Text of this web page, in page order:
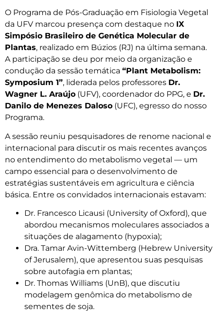
O Programa de Pós-Graduação em Fisiologia Vegetal
da UFV marcou presença com destaque no IX
Simpósio Brasileiro de Genética Molecular de
Plantas, realizado em Búzios (RJ) na última semana.
A participação se deu por meio da organização e
condução da sessão temática “Plant Metabolism:
Symposium 1”, liderada pelos professores Dr.
Wagner L. Araújo (UFV), coordenador do PPG, e Dr.
Danilo de Menezes Daloso (UFC), egresso do nosso
Programa.
A sessão reuniu pesquisadores de renome nacional e
internacional para discutir os mais recentes avanços
no entendimento do metabolismo vegetal — um
campo essencial para o desenvolvimento de
estratégias sustentáveis em agricultura e ciência
básica. Entre os convidados internacionais estavam:
Dr. Francesco Licausi (University of Oxford), que
abordou mecanismos moleculares associados a
situações de alagamento (hypoxia);
Dra. Tamar Avin-Wittemberg (Hebrew University
of Jerusalem), que apresentou suas pesquisas
sobre autofagia em plantas;
Dr. Thomas Williams (UnB), que discutiu
modelagem genômica do metabolismo de
sementes de soja.